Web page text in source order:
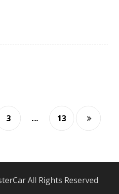
3 ... 13
All Rights Reserved